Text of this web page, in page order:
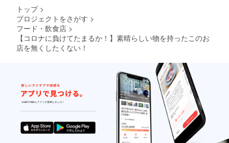
トップ >
プロジェクトをさがす >
フード・飲食店 >
【コロナに負けてたまるか！】素晴らしい物を持ったこのお
店を無くしたくない！